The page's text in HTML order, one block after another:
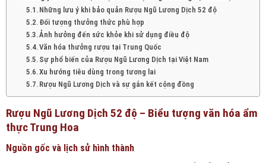
Những lưu ý khi bảo quản Rượu Ngũ Lương Dịch 52 độ
Đối tượng thưởng thức phù hợp
Ảnh hưởng đến sức khỏe khi sử dụng điều độ
Văn hóa thưởng rượu tại Trung Quốc
Sự phổ biến của Rượu Ngũ Lương Dịch tại Việt Nam
Xu hướng tiêu dùng trong tương lai
Rượu Ngũ Lương Dịch và sự gắn kết cộng đồng
Rượu Ngũ Lương Dịch 52 độ – Biểu tượng văn hóa ẩm
thực Trung Hoa
Nguồn gốc và lịch sử hình thành